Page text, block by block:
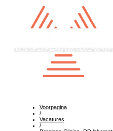
Voorpagina
/
Vacatures
/